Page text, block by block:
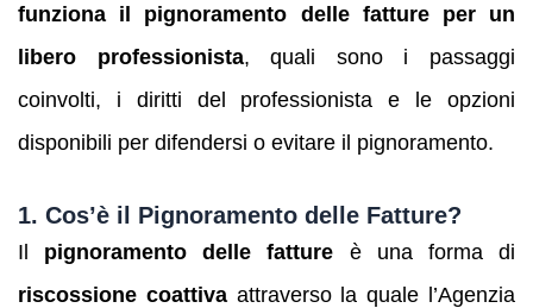
funziona il pignoramento delle fatture per un
libero professionista, quali sono i passaggi
coinvolti, i diritti del professionista e le opzioni
disponibili per difendersi o evitare il pignoramento.
1. Cos’è il Pignoramento delle Fatture?
Il pignoramento delle fatture è una forma di
riscossione coattivaattraverso la quale l’Agenzia